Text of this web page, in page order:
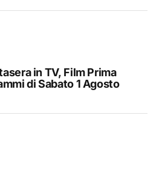
in TV, Film Prima
di Sabato 1 Agosto